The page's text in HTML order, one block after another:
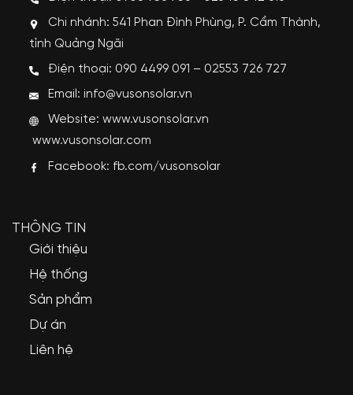
Chi nhánh: 541 Phan Đình Phùng, P. Cẩm Thành,
tỉnh Quảng Ngãi
Điện thoại: 090 4499 091 – 02553 726 727
Email: info@vusonsolar.vn
Website:www.vusonsolar.vn
www.vusonsolar.com
Facebook: fb.com/vusonsolar
THÔNG TIN
Giới thiệu
Hệ thống
Sản phẩm
Dự án
Liên hệ